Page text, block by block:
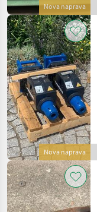
Nova naprava
Nova naprava